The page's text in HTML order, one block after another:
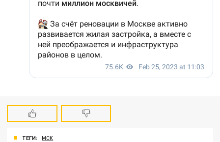
ТЕГИ: МСК